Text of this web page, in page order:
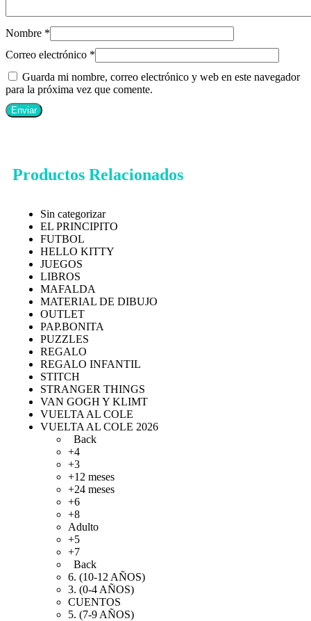
Nombre *
Correo electrónico *
Guarda mi nombre, correo electrónico y web en este navegador
para la próxima vez que comente.
Productos Relacionados
Sin categorizar
EL PRINCIPITO
FUTBOL
HELLO KITTY
JUEGOS
LIBROS
MAFALDA
MATERIAL DE DIBUJO
OUTLET
PAP.BONITA
PUZZLES
REGALO
REGALO INFANTIL
STITCH
STRANGER THINGS
VAN GOGH Y KLIMT
VUELTA AL COLE
VUELTA AL COLE 2026
Back
+4
+3
+12 meses
+24 meses
+6
+8
Adulto
+5
+7
Back
6. (10-12 AÑOS)
3. (0-4 AÑOS)
CUENTOS
5. (7-9 AÑOS)